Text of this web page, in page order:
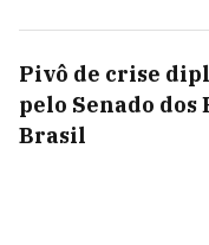
Pivô de crise
pelo Senado dos
Brasil